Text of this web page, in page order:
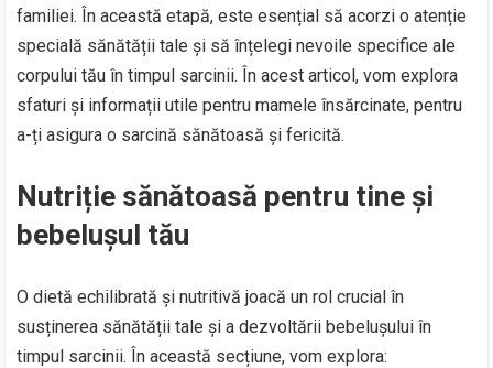
familiei. În această etapă, este esențial să acorzi o atenție
specială sănătății tale și să înțelegi nevoile specifice ale
corpului tău în timpul sarcinii. În acest articol, vom explora
sfaturi și informații utile pentru mamele însărcinate, pentru
a-ți asigura o sarcină sănătoasă și fericită.
Nutriție sănătoasă pentru tine și
bebelușul tău
O dietă echilibrată și nutritivă joacă un rol crucial în
susținerea sănătății tale și a dezvoltării bebelușului în
timpul sarcinii. În această secțiune, vom explora: